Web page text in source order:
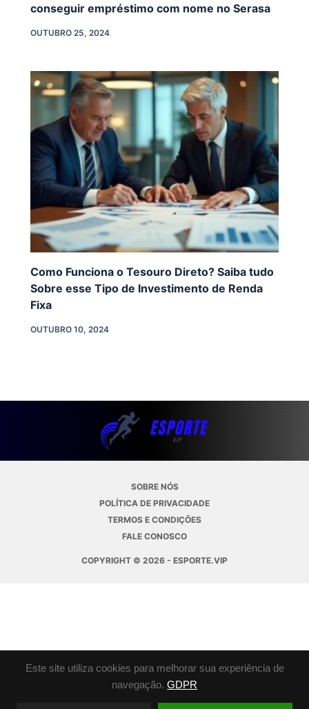
Este site utiliza cookies para melhorar sua experiência de
navegação. GDPR
conseguir empréstimo com nome no Serasa
OUTUBRO 25, 2024
Como Funciona o Tesouro Direto? Saiba tudo
Sobre esse Tipo de Investimento de Renda
Fixa
OUTUBRO 10, 2024
SOBRE NÓS
POLÍTICA DE PRIVACIDADE
TERMOS E CONDIÇÕES
FALE CONOSCO
COPYRIGHT © 2026 - ESPORTE.VIP